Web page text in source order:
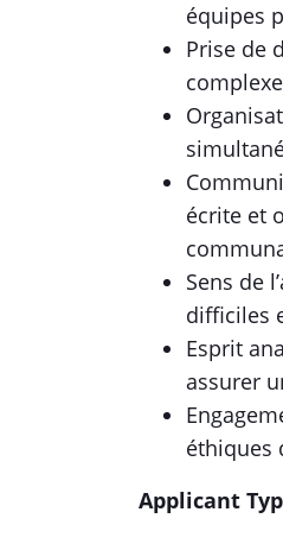
équipes
Prise de
écrite et
Sens de
difficiles
Esprit
assurer
éthiques
Applicant